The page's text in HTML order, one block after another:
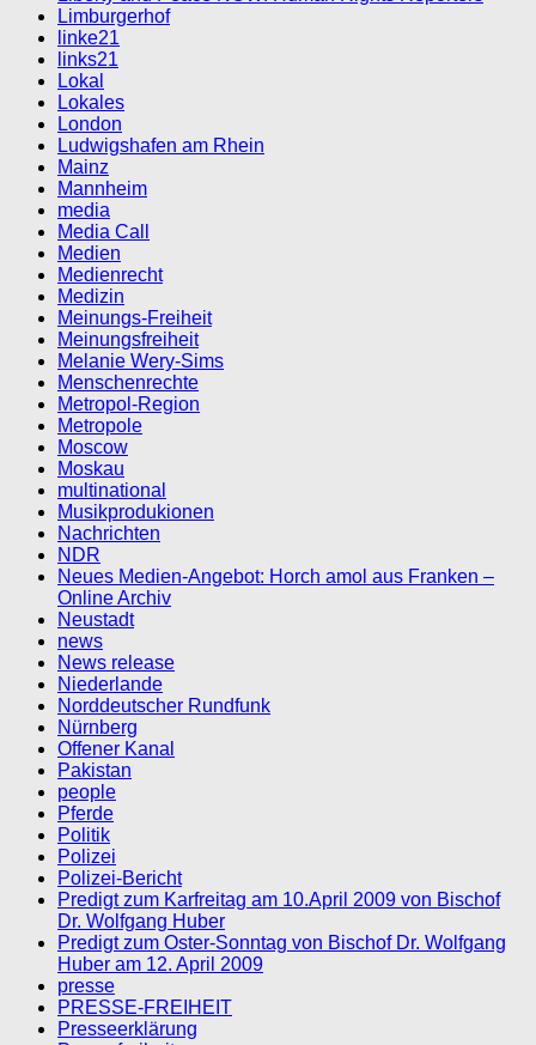
Limburgerhof
linke21
links21
Lokal
Lokales
London
Ludwigshafen am Rhein
Mainz
Mannheim
media
Media Call
Medien
Medienrecht
Medizin
Meinungs-Freiheit
Meinungsfreiheit
Melanie Wery-Sims
Menschenrechte
Metropol-Region
Metropole
Moscow
Moskau
multinational
Musikprodukionen
Nachrichten
NDR
Neues Medien-Angebot: Horch amol aus Franken –
Online Archiv
Neustadt
news
News release
Niederlande
Norddeutscher Rundfunk
Nürnberg
Offener Kanal
Pakistan
people
Pferde
Politik
Polizei
Polizei-Bericht
Predigt zum Karfreitag am 10.April 2009 von Bischof
Dr. Wolfgang Huber
Predigt zum Oster-Sonntag von Bischof Dr. Wolfgang
Huber am 12. April 2009
presse
PRESSE-FREIHEIT
Presseerklärung